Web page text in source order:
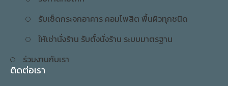
รับเช็ดกระจกอาคาร คอมโพสิต พื้นผิวทุกชนิด
ให้เช่านั่งร้าน รับตั้งนั่งร้าน ระบบมาตรฐาน
ร่วมงานกับเรา
ติดต่อเรา